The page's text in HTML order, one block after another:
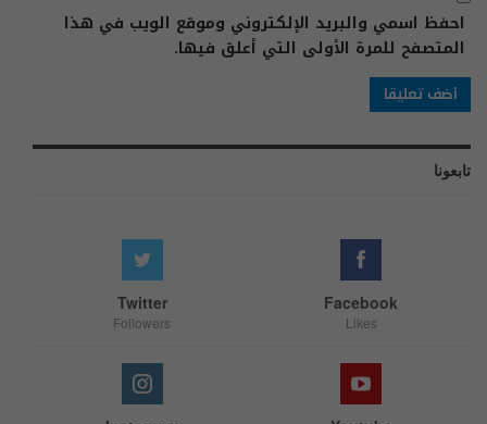
احفظ اسمي والبريد الإلكتروني وموقع الويب في هذا
المتصفح للمرة الأولى التي أعلق فيها.
تابعونا
Facebook
Likes
Twitter
Followers